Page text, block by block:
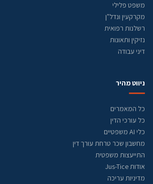
משפט פלילי
מקרקעין ונדל"ן
רשלנות רפואית
נזיקין ותאונות
דיני עבודה
ניווט מהיר
כל המאמרים
כל עורכי הדין
כלי AI משפטיים
מחשבון שכר טרחת עורך דין
התייעצות משפטית
אודות Jus-Tice
מדיניות עריכה